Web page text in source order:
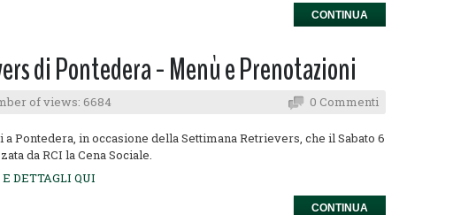
CONTINUA
di Pontedera - Menù e Prenotazioni
of views: 6684 0 Commenti
Pontedera, in occasione della Settimana Retrievers, che il Sabato 6
da RCI la Cena Sociale.
DETTAGLI QUI
CONTINUA